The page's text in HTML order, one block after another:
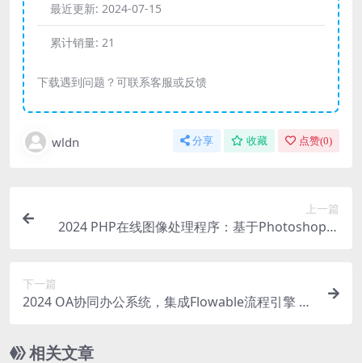
最近更新: 2024-07-15
累计销量: 21
下载遇到问题？可联系客服或反馈
wldn 分享 收藏 点赞(0)
上一篇
2024 PHP在线图像处理程序：基于Photoshop的
下一篇
2024 OA协同办公系统，集成Flowable流程引擎 可
相关文章